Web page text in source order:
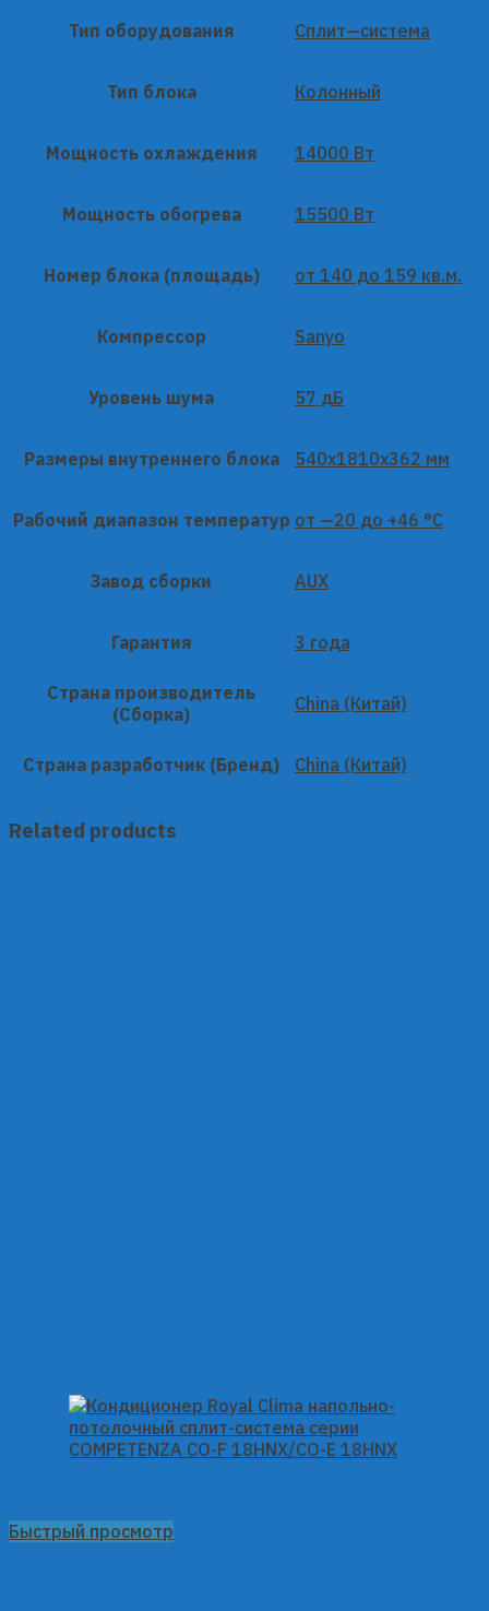
Тип оборудования Сплит—система
Тип блока Колонный
Мощность охлаждения 14000 Вт
Мощность обогрева 15500 Вт
Номер блока (площадь) от 140 до 159 кв.м.
Компрессор Sanyo
Уровень шума 57 дБ
Размеры внутреннего блока 540x1810x362 мм
Рабочий диапазон температур от —20 до +46 °C
Завод сборки AUX
Гарантия 3 года
Страна производитель
(Сборка)
China (Китай)
Страна разработчик (Бренд) China (Китай)
Related products
Быстрый просмотр